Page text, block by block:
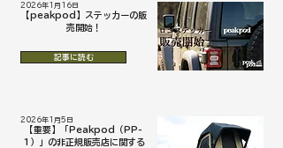
2026年1月16日
【peakpod】ステッカーの販
売開始！
記事に読む
2026年1月5日
【重要】「Peakpod（PP-
1）」の非正規販売店に関する